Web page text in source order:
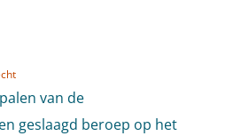
van de
geslaagd beroep op het